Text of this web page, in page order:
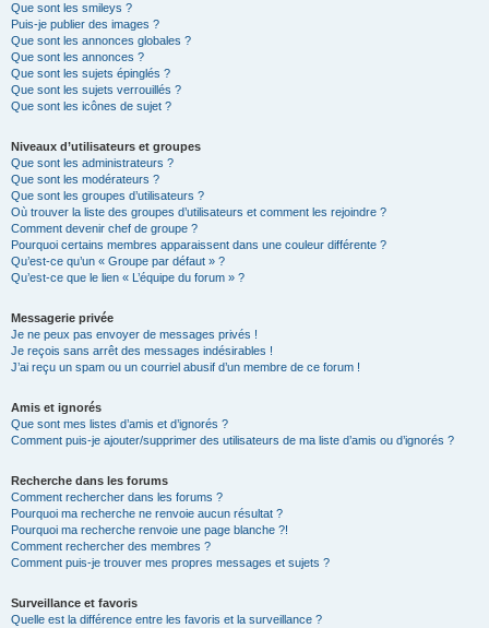
Que sont les smileys ?
Puis-je publier des images ?
Que sont les annonces globales ?
Que sont les annonces ?
Que sont les sujets épinglés ?
Que sont les sujets verrouillés ?
Que sont les icônes de sujet ?
Niveaux d’utilisateurs et groupes
Que sont les administrateurs ?
Que sont les modérateurs ?
Que sont les groupes d’utilisateurs ?
Où trouver la liste des groupes d’utilisateurs et comment les rejoindre ?
Comment devenir chef de groupe ?
Pourquoi certains membres apparaissent dans une couleur différente ?
Qu’est-ce qu’un « Groupe par défaut » ?
Qu’est-ce que le lien « L’équipe du forum » ?
Messagerie privée
Je ne peux pas envoyer de messages privés !
Je reçois sans arrêt des messages indésirables !
J’ai reçu un spam ou un courriel abusif d’un membre de ce forum !
Amis et ignorés
Que sont mes listes d’amis et d’ignorés ?
Comment puis-je ajouter/supprimer des utilisateurs de ma liste d’amis ou d’ignorés ?
Recherche dans les forums
Comment rechercher dans les forums ?
Pourquoi ma recherche ne renvoie aucun résultat ?
Pourquoi ma recherche renvoie une page blanche ?!
Comment rechercher des membres ?
Comment puis-je trouver mes propres messages et sujets ?
Surveillance et favoris
Quelle est la différence entre les favoris et la surveillance ?